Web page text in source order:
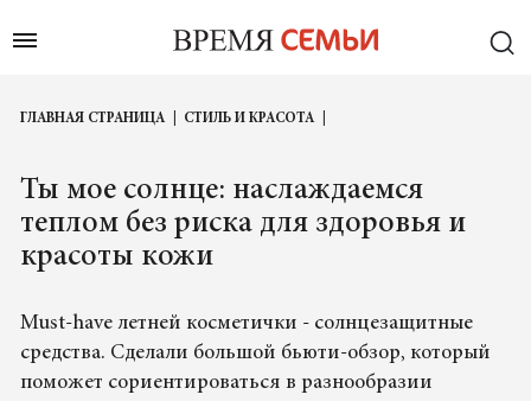
ГЛАВНАЯ СТРАНИЦА СТИЛЬ И КРАСОТА
Ты мое солнце: наслаждаемся
теплом без риска для здоровья и
красоты кожи
Must-have летней косметички - солнцезащитные
средства. Сделали большой бьюти-обзор, который
поможет сориентироваться в разнообразии